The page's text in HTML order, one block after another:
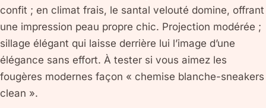
confit ; en climat frais, le santal velouté domine, offrant
une impression peau propre chic. Projection modérée ;
sillage élégant qui laisse derrière lui l’image d’une
élégance sans effort. À tester si vous aimez les
fougères modernes façon « chemise blanche-sneakers
clean ».